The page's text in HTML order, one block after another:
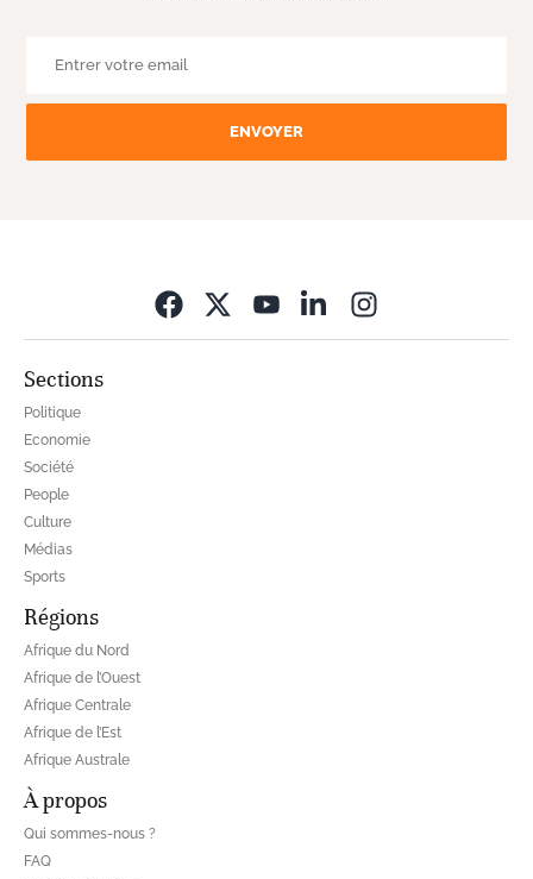
ENVOYER
Sections
Politique
Economie
Société
People
Culture
Médias
Sports
Régions
Afrique du Nord
Afrique de l’Ouest
Afrique Centrale
Afrique de l’Est
Afrique Australe
À propos
Qui sommes-nous ?
FAQ